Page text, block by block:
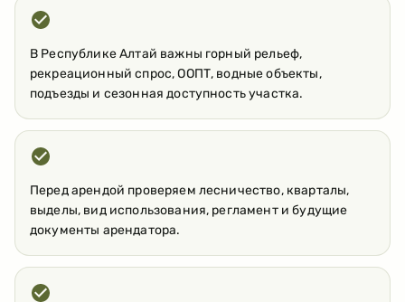
В Республике Алтай важны горный рельеф,
рекреационный спрос, ООПТ, водные объекты,
подъезды и сезонная доступность участка.
Перед арендой проверяем лесничество, кварталы,
выделы, вид использования, регламент и будущие
документы арендатора.